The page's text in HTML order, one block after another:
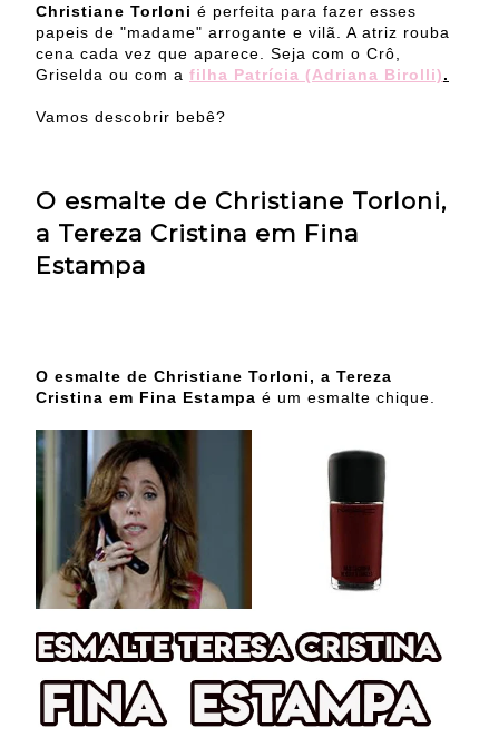
Christiane Torloni é perfeita para fazer esses
papeis de "madame" arrogante e vilã. A atriz rouba
cena cada vez que aparece. Seja com o Crô,
Griselda ou com a filha Patrícia (Adriana Birolli).
Vamos descobrir bebê?
O esmalte de Christiane Torloni,
a Tereza Cristina em Fina
Estampa
O esmalte de Christiane Torloni, a Tereza
Cristina em Fina Estampa é um esmalte chique.